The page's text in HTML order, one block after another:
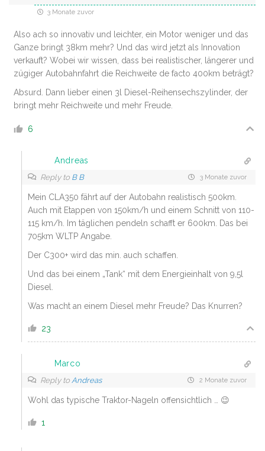
3 Monate zuvor
Also ach so innovativ und leichter, ein Motor weniger und das
Ganze bringt 38km mehr? Und das wird jetzt als Innovation
verkauft? Wobei wir wissen, dass bei realistischer, längerer und
zügiger Autobahnfahrt die Reichweite de facto 400km beträgt?
Absurd. Dann lieber einen 3l Diesel-Reihensechszylinder, der
bringt mehr Reichweite und mehr Freude.
6
Andreas
Reply to B B 3 Monate zuvor
Mein CLA350 fährt auf der Autobahn realistisch 500km.
Auch mit Etappen von 150km/h und einem Schnitt von 110-
115 km/h. Im täglichen pendeln schafft er 600km. Das bei
705km WLTP Angabe.
Der C300+ wird das min. auch schaffen.
Und das bei einem „Tank“ mit dem Energieinhalt von 9,5l
Diesel.
Was macht an einem Diesel mehr Freude? Das Knurren?
23
Marco
Reply to Andreas 2 Monate zuvor
Wohl das typische Traktor-Nageln offensichtlich … 😉
1